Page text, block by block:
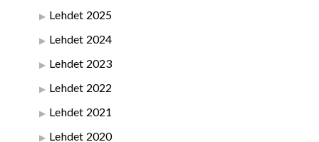
Lehdet 2025
Lehdet 2024
Lehdet 2023
Lehdet 2022
Lehdet 2021
Lehdet 2020